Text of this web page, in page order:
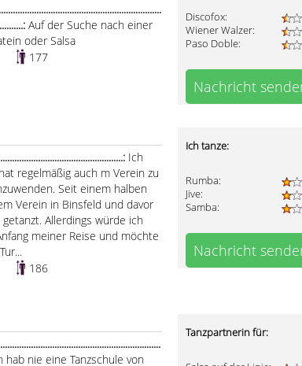
Auf der Suche nach einer
oder Salsa
177
Discofox:
Wiener Walzer:
Paso Doble:
Nachricht
Ich
regelmäßig auch m Verein zu
Seit einem halben
Verein in Binsfeld und davor
Allerdings würde ich
meiner Reise und möchte
186
Ich tanze:
Rumba:
Jive:
Samba:
Nachricht
hab nie eine Tanzschule von
Tanzpartnerin für: